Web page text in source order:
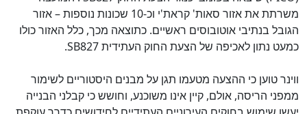
משרתת את אזור סאות' קראת'י וכ-10 שכונות נוספות – אזור
הגובל בנתיבי אוטובוסים ראשיים. כתוצאה מכך, כלל האזור כולו
כמעט נתון לאכיפה של הצעת החוק העתידיתSB827
.
ווינר טוען כי ההצעה מטעמו תגן על מבנים היסטוריים לשימור
ממפני הריסה, אולם, קיין אינו משוכנע, וחושש כי קבלני הבנייה